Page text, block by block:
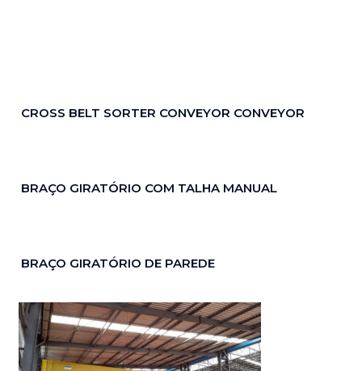
CROSS BELT SORTER CONVEYOR CONVEYOR
BRAÇO GIRATÓRIO COM TALHA MANUAL
BRAÇO GIRATÓRIO DE PAREDE